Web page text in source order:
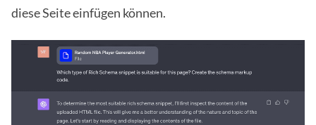
diese Seite einfügen können.